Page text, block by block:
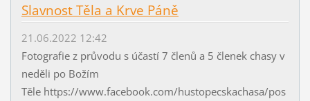
Slavnost Těla a Krve Páně
21.06.2022 12:42
Fotografie z průvodu s účastí 7 členů a 5 členek chasy v
neděli po Božím
Těle https://www.facebook.com/hustopecskachasa/pos